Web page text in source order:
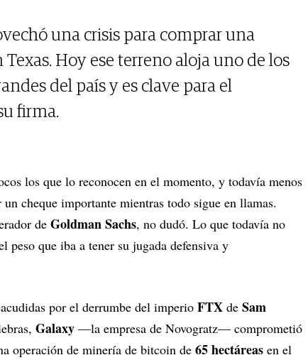
una crisis para comprar una
Hoy ese terreno aloja uno de los
del país y es clave para el
firma.
los que lo reconocen en el momento, y todavía menos
cheque importante mientras todo sigue en llamas.
de Goldman Sachs, no dudó. Lo que todavía no
peso que iba a tener su jugada defensiva y
por el derrumbe del imperio FTX de Sam
Galaxy —la empresa de Novogratz— comprometió
operación de minería de bitcoin de 65 hectáreas en el